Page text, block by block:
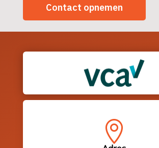
Contact opnemen
